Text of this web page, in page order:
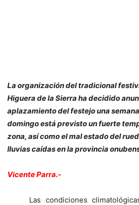
La organización del tradicional
Higuera de la Sierra ha decidido
aplazamiento del festejo una
domingo está previsto un fuerte
zona, así como el mal estado del
lluvias caídas en la provincia
Vicente Parra.-
Las condiciones